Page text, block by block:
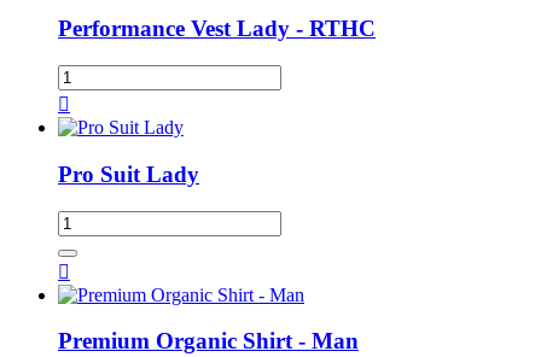
Performance Vest Lady - RTHC

Pro Suit Lady

Premium Organic Shirt - Man